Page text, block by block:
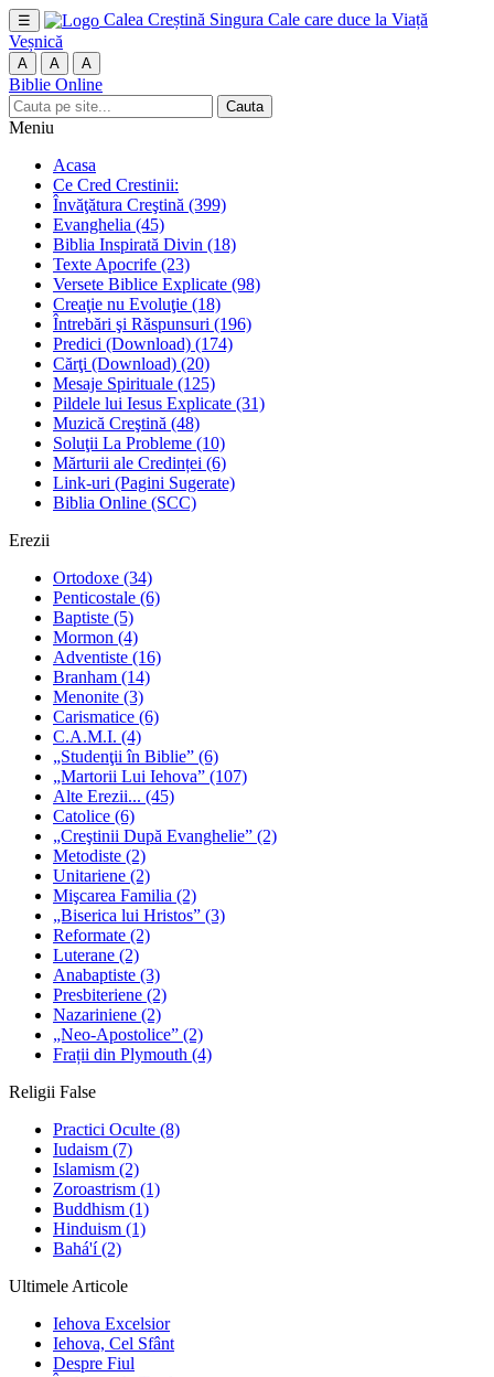
☰ Calea Creștină Singura Cale care duce la Viață
Veșnică
A A A
Biblie Online
Cauta
Meniu
Acasa
Ce Cred Crestinii:
Învăţătura Creştină (399)
Evanghelia (45)
Biblia Inspirată Divin (18)
Texte Apocrife (23)
Versete Biblice Explicate (98)
Creaţie nu Evoluţie (18)
Întrebări şi Răspunsuri (196)
Predici (Download) (174)
Cărţi (Download) (20)
Mesaje Spirituale (125)
Pildele lui Iesus Explicate (31)
Muzică Creştină (48)
Soluţii La Probleme (10)
Mărturii ale Credinței (6)
Link-uri (Pagini Sugerate)
Biblia Online (SCC)
Erezii
Ortodoxe (34)
Penticostale (6)
Baptiste (5)
Mormon (4)
Adventiste (16)
Branham (14)
Menonite (3)
Carismatice (6)
C.A.M.I. (4)
„Studenţii în Biblie” (6)
„Martorii Lui Iehova” (107)
Alte Erezii... (45)
Catolice (6)
„Creştinii După Evanghelie” (2)
Metodiste (2)
Unitariene (2)
Mişcarea Familia (2)
„Biserica lui Hristos” (3)
Reformate (2)
Luterane (2)
Anabaptiste (3)
Presbiteriene (2)
Nazariniene (2)
„Neo-Apostolice” (2)
Frații din Plymouth (4)
Religii False
Practici Oculte (8)
Iudaism (7)
Islamism (2)
Zoroastrism (1)
Buddhism (1)
Hinduism (1)
Bahá'í(2)
Ultimele Articole
Iehova Excelsior
Iehova, Cel Sfânt
Despre Fiul